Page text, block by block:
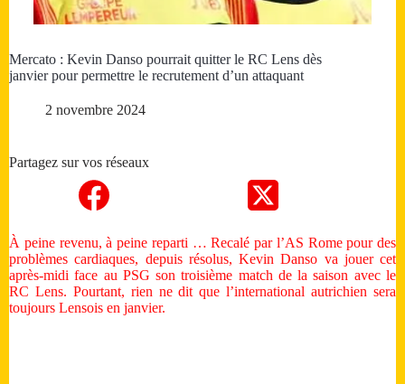
Mercato : Kevin Danso pourrait quitter le RC Lens dès
janvier pour permettre le recrutement d’un attaquant
2 novembre 2024
Partagez sur vos réseaux
À peine revenu, à peine reparti … Recalé par l’AS Rome pour des
problèmes cardiaques, depuis résolus, Kevin Danso va jouer cet
après-midi face au PSG son troisième match de la saison avec le
RC Lens. Pourtant, rien ne dit que l’international autrichien sera
toujours Lensois en janvier.